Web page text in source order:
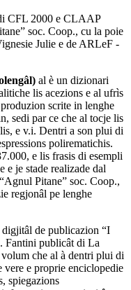
CFL 2000 e CLAAP
soc. Coop., cu la poie
Julie e de ARLeF -
al è un dizionari
lis acezions e al ufrìs
scrite in lenghe
sedi par ce che al tocje lis
e v.i. Dentri a son plui di
polirematichis.
e lis frasis di esempli
e je stade realizade dal
Pitane” soc. Coop.,
regjonâl pe lenghe
digjitâl de publicazion “I
Fantini publicât di La
che al à dentri plui di
e proprie enciclopedie
spiegazions